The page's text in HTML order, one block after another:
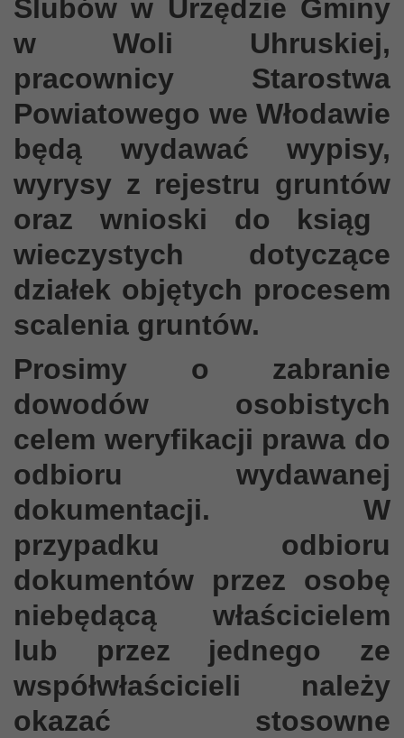
Ślubów w Urzędzie Gminy
w Woli Uhruskiej,
pracownicy Starostwa
Powiatowego we Włodawie
będą wydawać wypisy,
wyrysy z rejestru gruntów
oraz wnioski do ksiąg
wieczystych dotyczące
działek objętych procesem
scalenia gruntów.
Prosimy o zabranie
dowodów osobistych
celem weryfikacji prawa do
odbioru wydawanej
dokumentacji. W
przypadku odbioru
dokumentów przez osobę
niebędącą właścicielem
lub przez jednego ze
współwłaścicieli należy
okazać stosowne